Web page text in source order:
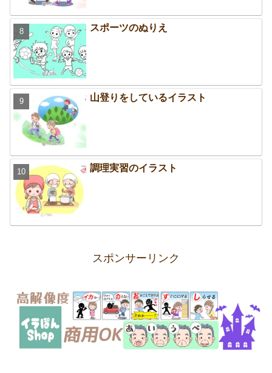
スポーツのぬりえ
山登りをしているイラスト
調理実習のイラスト
スポンサーリンク